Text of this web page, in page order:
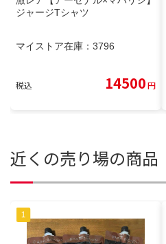
ジャージTシャツ
マイストア在庫： 3796
税込 14500円
近くの売り場の商品